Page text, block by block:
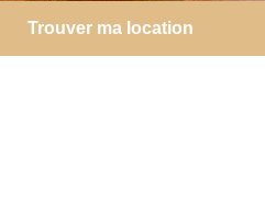
Trouver ma location